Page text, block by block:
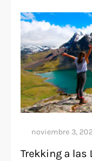
Trekking a las